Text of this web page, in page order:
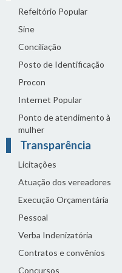
Refeitório Popular
Sine
Conciliação
Posto de Identificação
Procon
Internet Popular
Ponto de atendimento à
mulher
Transparência
Licitações
Atuação dos vereadores
Execução Orçamentária
Pessoal
Verba Indenizatória
Contratos e convênios
Concursos